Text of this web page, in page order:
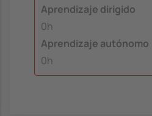
Aprendizaje dirigido
0h
Aprendizaje autónomo
0h